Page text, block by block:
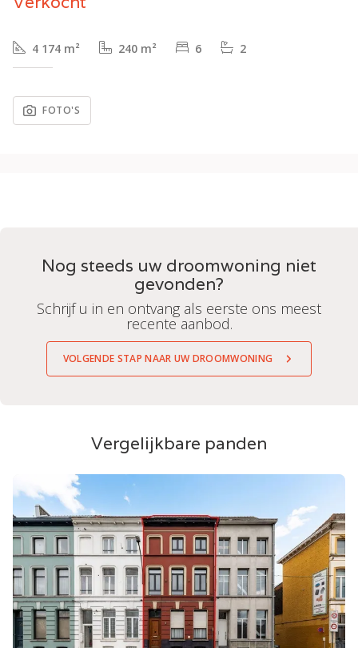
4 174 m² 240 m² 6 2
FOTO'S
Nog steeds uw droomwoning niet
gevonden?
Schrijf u in en ontvang als eerste ons meest
recente aanbod.
VOLGENDE STAP NAAR UW DROOMWONING
Vergelijkbare panden